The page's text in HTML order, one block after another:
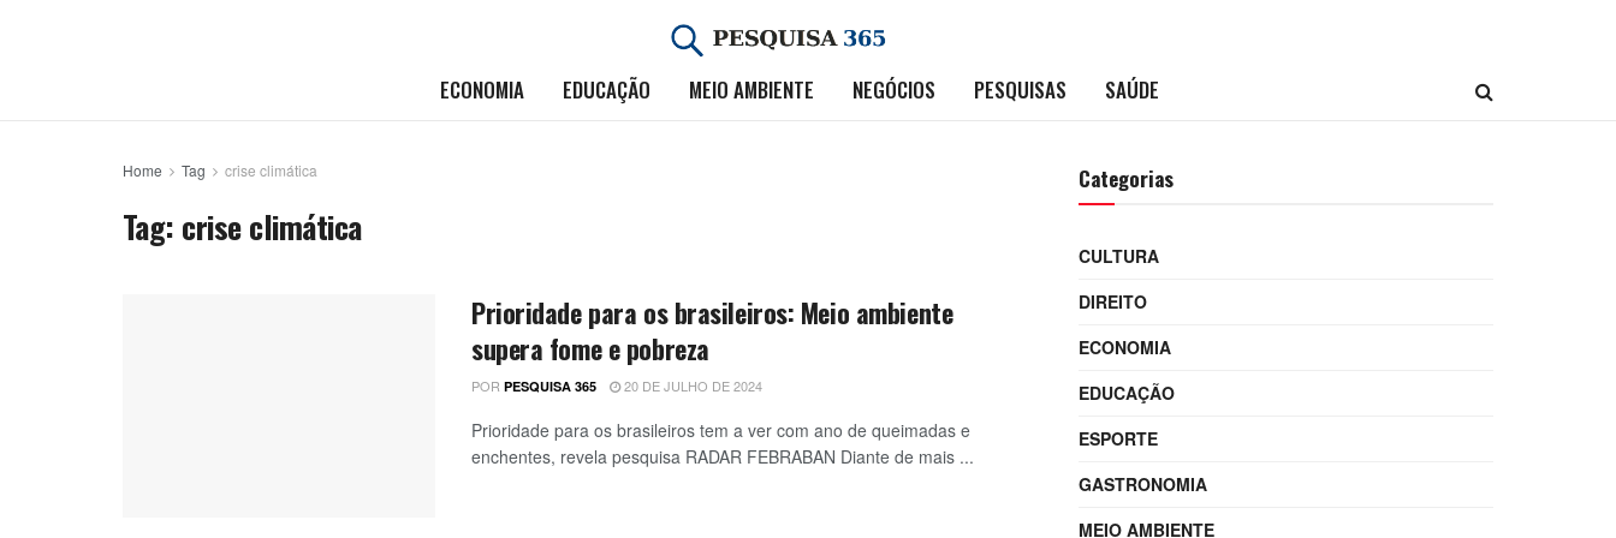
ECONOMIA EDUCAÇÃO MEIO AMBIENTE NEGÓCIOS PESQUISAS SAÚDE
Home Tag crise climática
Tag: crise climática
Prioridade para os brasileiros: Meio ambiente
supera fome e pobreza
POR PESQUISA 365 20 DE JULHO DE 2024
Prioridade para os brasileiros tem a ver com ano de queimadas e
enchentes, revela pesquisa RADAR FEBRABAN Diante de mais ...
Categorias
CULTURA
DIREITO
ECONOMIA
EDUCAÇÃO
ESPORTE
GASTRONOMIA
MEIO AMBIENTE